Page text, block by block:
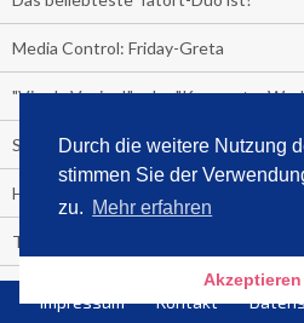
Durch die weitere Nutzung
stimmen Sie der
zu. Mehr erfahren
Akzeptieren
Media Control: Friday-Greta
"Viva la Vagina!" oder "Kamasutra
Senna Gammour erhält Spitzenfeder
Heute ist Welttag des Buches!
TV-Marktanteile auf einen Blick
Impressum Kontakt